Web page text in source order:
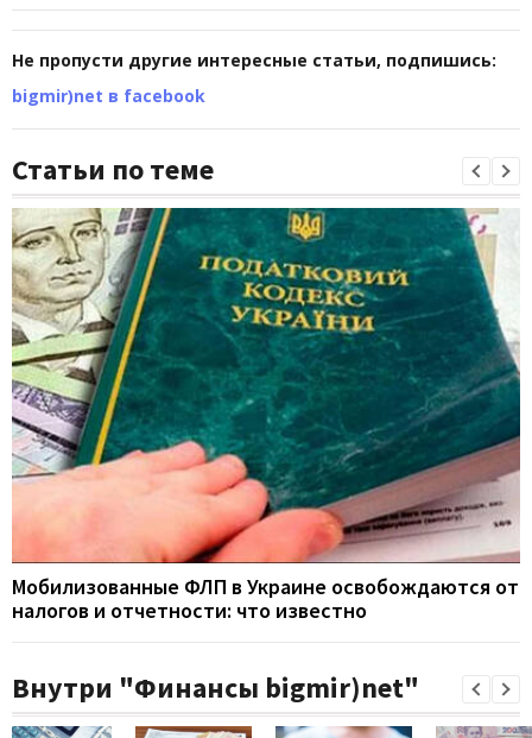
Не пропусти другие интересные статьи, подпишись:
bigmir)net в facebook
Статьи по теме
Мобилизованные ФЛП в Украине освобождаются от
налогов и отчетности: что известно
Внутри "Финансы bigmir)net"